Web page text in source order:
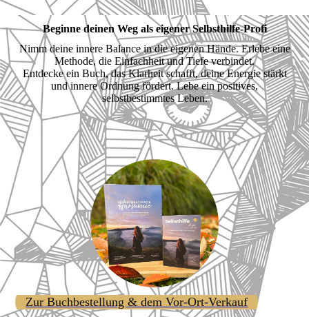
Beginne deinen Weg als eigener Selbsthilfe-Profi
Nimm deine innere Balance in die eigenen Hände. Erlebe eine
Methode, die Einfachheit und Tiefe verbindet.
Entdecke ein Buch, das Klarheit schafft, deine Energie stärkt
und innere Ordnung fördert. Lebe ein positives,
selbstbestimmtes Leben.
Zur Buchbestellung & dem Vor-Ort-Verkauf